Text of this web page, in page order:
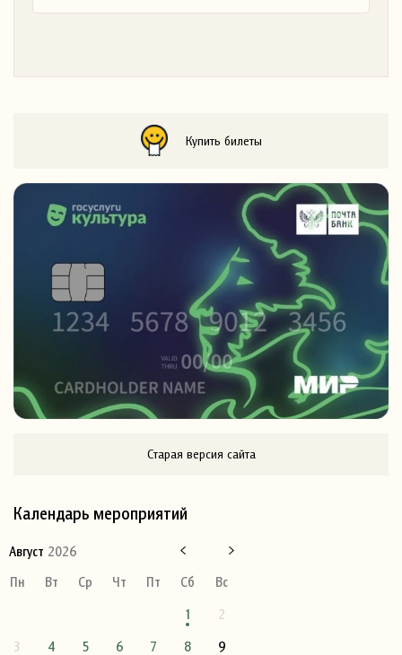
Купить билеты
Старая версия сайта
Календарь мероприятий
Август 2026
Пн
Вт Ср Чт Пт Сб
Вс
1
2
3
4 5 6 7 8
9